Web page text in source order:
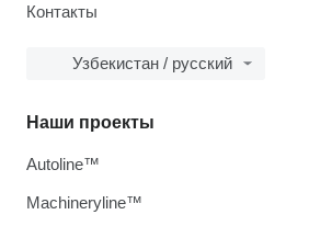
Контакты
Узбекистан / русский
Наши проекты
Autoline™
Machineryline™